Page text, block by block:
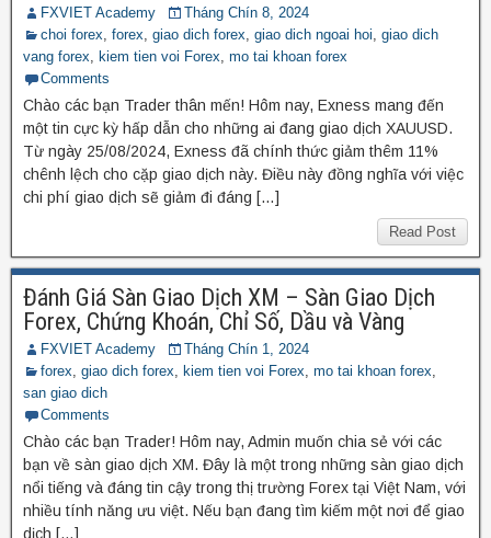
FXVIET Academy
Tháng Chín 8, 2024
choi forex forex giao dich forex giao dich ngoai hoi giao dich
vang forex
kiem tien voi Forex mo tai khoan forex
Comments
Chào các bạn Trader thân mến! Hôm nay, Exness mang đến
một tin cực kỳ hấp dẫn cho những ai đang giao dịch XAUUSD.
Từ ngày 25/08/2024, Exness đã chính thức giảm thêm 11%
chênh lệch cho cặp giao dịch này. Điều này đồng nghĩa với việc
chi phí giao dịch sẽ giảm đi đáng […]
Read Post
Đánh Giá Sàn Giao Dịch XM – Sàn Giao Dịch
Forex, Chứng Khoán, Chỉ Số, Dầu và Vàng
FXVIET Academy
Tháng Chín 1, 2024
forex giao dich forex kiem tien voi Forex mo tai khoan forex
san giao dich
Comments
Chào các bạn Trader! Hôm nay, Admin muốn chia sẻ với các
bạn về sàn giao dịch XM. Đây là một trong những sàn giao dịch
nổi tiếng và đáng tin cậy trong thị trường Forex tại Việt Nam, với
nhiều tính năng ưu việt. Nếu bạn đang tìm kiếm một nơi để giao
dịch […]